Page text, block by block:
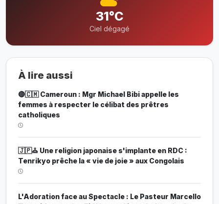
31°C
Ciel dégagé
À lire aussi
🔴🇨🇲 Cameroun : Mgr Michael Bibi appelle les
femmes à respecter le célibat des prêtres
catholiques
🇯🇵⛪ Une religion japonaise s'implante en RDC :
Tenrikyo prêche la « vie de joie » aux Congolais
L'Adoration face au Spectacle : Le Pasteur Marcello